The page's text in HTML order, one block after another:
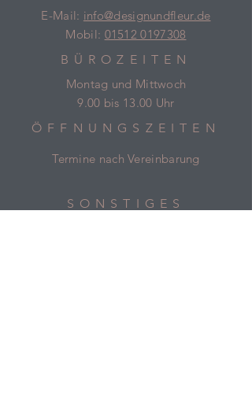
E-Mail: info@designundfleur.de
Mobil: 01512 0197308
BÜROZEITEN
Montag und Mittwoch
9.00 bis 13.00 Uhr
ÖFFNUNGSZEITEN
Termine nach Vereinbarung
SONSTIGES